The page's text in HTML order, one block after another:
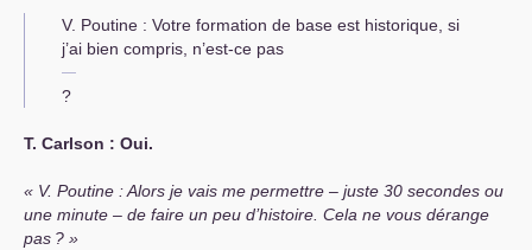
V. Poutine : Votre formation de base est historique, si
j’ai bien compris, n’est-ce pas
?
Т. Carlson : Oui.
V. Poutine : Alors je vais me permettre – juste 30 secondes ou
une minute – de faire un peu d’histoire. Cela ne vous dérange
pas ?